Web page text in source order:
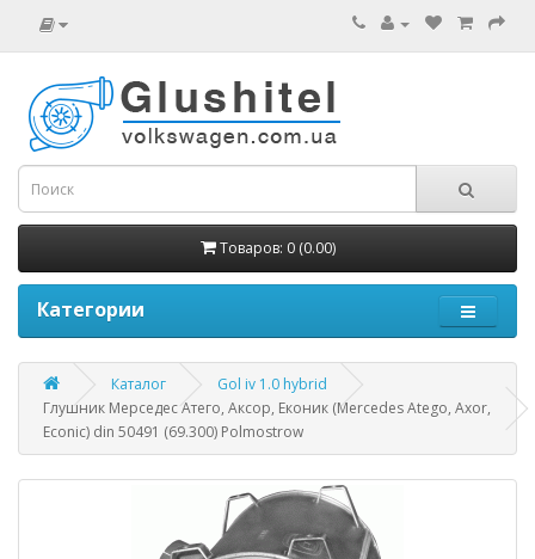
Товаров: 0 (0.00)
Категории
Каталог
Gol iv 1.0 hybrid
Глушник Мерседес Атего, Аксор, Еконик (Mercedes Atego, Axor,
Econic) din 50491 (69.300) Polmostrow